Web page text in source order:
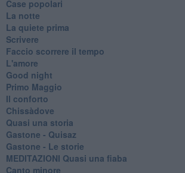
Case popolari
La notte
La quiete prima
Scrivere
Faccio scorrere il tempo
L'amore
Good night
Primo Maggio
Il conforto
Chissàdove
Quasi una storia
Gastone - Quisaz
Gastone - Le storie
MEDITAZIONI Quasi una fiaba
Canto minore